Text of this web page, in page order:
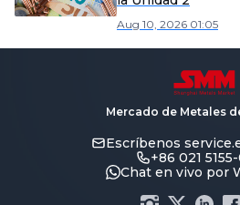
Aug 10, 2026 01:05
Mercado de Metales
Escríbenos
+86 021
Chat en vivo por